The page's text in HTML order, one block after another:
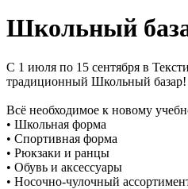
Школьный
С 1 июля по 15 сентября в
традиционный Школьный базар!
Всё необходимое к новому
• Школьная форма
• Спортивная форма
• Рюкзаки и ранцы
• Обувь и аксессуары
• Носочно-чулочный